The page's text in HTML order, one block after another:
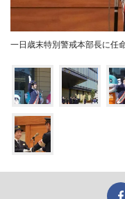
一日歳末特別警戒本部長に任